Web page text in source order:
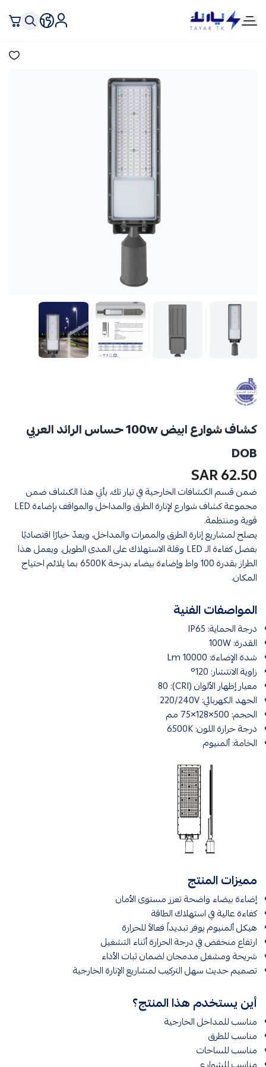
تيار تك إنارة وكهرباء
كشاف شوارع ابيض 100w حساس الرائد العربي
DOB
62.50 SAR
ضمن قسم الكشافات الخارجية في تيار تك، يأتي هذا الكشاف ضمن
مجموعة كشاف شوارع لإنارة الطرق والمداخل والمواقف بإضاءة LED
قوية ومنتظمة.
يصلح لمشاريع إنارة الطرق والممرات والمداخل، ويعدّ خيارًا اقتصاديًا
بفضل كفاءة الـ LED وقلة الاستهلاك على المدى الطويل. ويعمل هذا
الطراز بقدرة 100 واط وإضاءة بيضاء بدرجة 6500K بما يلائم احتياج
المكان.
المواصفات الفنية
درجة الحماية: IP65
القدرة: 100W
شدة الإضاءة: 10000 Lm
زاوية الانتشار: 120°
معيار إظهار الألوان (CRI): 80
الجهد الكهربائي: 220/240V
الحجم: 500×128×75 مم
درجة حرارة اللون: 6500K
الخامة: ألمنيوم
مميزات المنتج
إضاءة بيضاء واضحة تعزز مستوى الأمان
كفاءة عالية في استهلاك الطاقة
هيكل ألمنيوم يوفر تبديداً فعالاً للحرارة
ارتفاع منخفض في درجة الحرارة أثناء التشغيل
شريحة ومشغل مدمجان لضمان ثبات الأداء
تصميم حديث سهل التركيب لمشاريع الإنارة الخارجية
أين يستخدم هذا المنتج؟
مناسب للمداخل الخارجية
مناسب للطرق
مناسب للساحات